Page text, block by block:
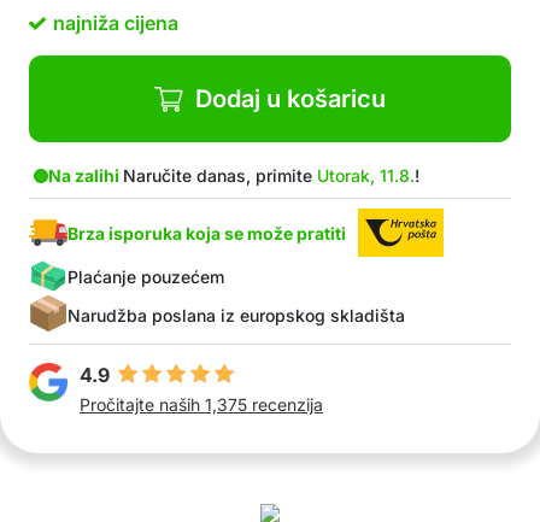
najniža cijena
Dodaj u košaricu
Na zalihi Naručite danas, primite Utorak, 11.8.!
Brza isporuka koja se može pratiti
Plaćanje pouzećem
Narudžba poslana iz europskog skladišta
4.9
Pročitajte naših 1,375 recenzija